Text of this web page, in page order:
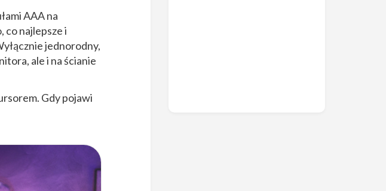
AAA na
co najlepsze i
jednorodny,
ale i na ścianie
Gdy pojawi